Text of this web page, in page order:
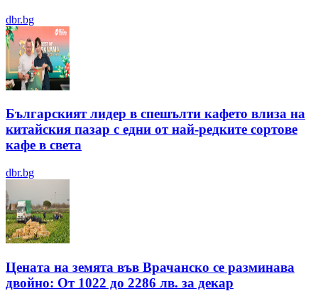
dbr.bg
Българският лидер в спешълти кафето влиза на
китайския пазар с едни от най-редките сортове
кафе в света
dbr.bg
Цената на земята във Врачанско се разминава
двойно: От 1022 до 2286 лв. за декар